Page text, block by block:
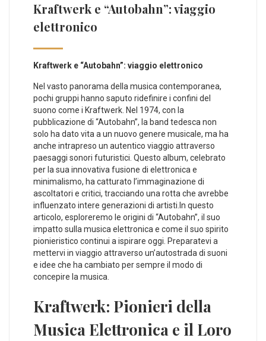
Kraftwerk e “Autobahn”: viaggio
elettronico
Kraftwerk e “Autobahn”: viaggio elettronico
Nel vasto‌ panorama della ⁢musica contemporanea,
pochi gruppi hanno saputo ridefinire i confini del
⁣suono come i Kraftwerk. Nel 1974, con ‍la
pubblicazione di⁢ “Autobahn”,⁣ la band tedesca non
solo ha dato vita a un nuovo genere musicale, ma ha
anche intrapreso un autentico viaggio attraverso ​
paesaggi sonori⁢ futuristici. Questo album, celebrato
per la sua⁤ innovativa fusione di elettronica e
minimalismo, ha catturato l’immaginazione di
ascoltatori e critici, tracciando una rotta che avrebbe
influenzato intere generazioni di artisti.In questo
articolo, esploreremo le ⁢origini di “Autobahn”, il‍ suo
impatto sulla musica elettronica e come il suo spirito
pionieristico continui a ispirare oggi. Preparatevi a
mettervi in viaggio attraverso un’autostrada di suoni
e idee che ha cambiato per sempre il modo di
concepire la musica.
Kraftwerk: Pionieri della
Musica Elettronica e il Loro